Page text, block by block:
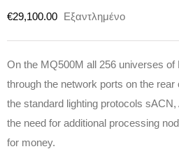
€29,100.00 Εξαντλημένο
On the MQ500M all 256 universes
through the network ports on the
the standard lighting protocols
the need for additional processing
for money.